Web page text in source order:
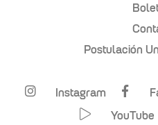
Postulación
Instagram
YouTube